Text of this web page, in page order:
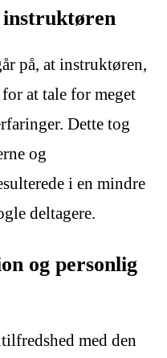
instruktøren
på, at instruktøren,
at tale for meget
Dette tog
og
i en mindre
deltagere.
og personlig
med den